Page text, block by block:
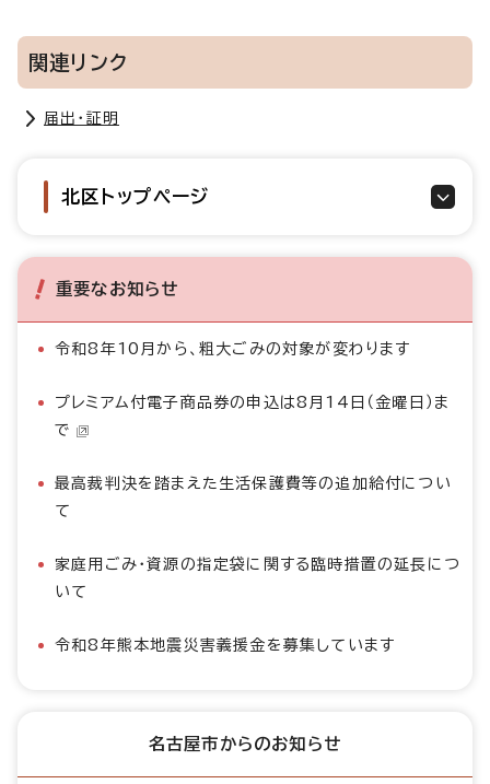
関連リンク
届出・証明
北区トップページ
重要なお知らせ
令和8年10月から、粗大ごみの対象が変わります
プレミアム付電子商品券の申込は8月14日（金曜日）ま
で
最高裁判決を踏まえた生活保護費等の追加給付につい
て
家庭用ごみ・資源の指定袋に関する臨時措置の延長につ
いて
令和8年熊本地震災害義援金を募集しています
名古屋市からのお知らせ